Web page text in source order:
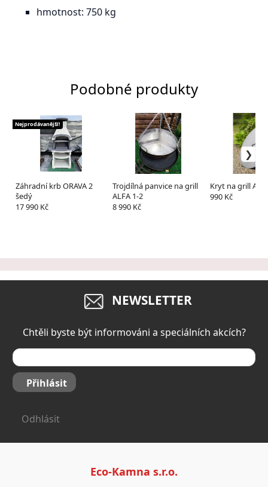
hmotnost: 750 kg
Podobné produkty
Záhradní krb ORAVA 2
šedý
Nejprodávanější!
17 990 Kč
Trojdílná panvice na grill
ALFA 1-2
8 990 Kč
Kryt na grill
990 Kč
NEWSLETTER
Chtěli byste být informováni a speciálních akcích?
Přihlásit
Odhlásit
Eco-Kamna s.r.o.